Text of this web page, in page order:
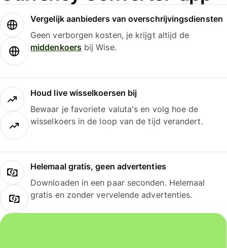
Vergelijk aanbieders van overschrijvingsdiensten
Geen verborgen kosten, je krijgt altijd de
middenkoersbij Wise.
Houd live wisselkoersen bij
Bewaar je favoriete valuta's en volg hoe de
wisselkoers in de loop van de tijd verandert.
Helemaal gratis, geen advertenties
Downloaden in een paar seconden. Helemaal
gratis en zonder vervelende advertenties.